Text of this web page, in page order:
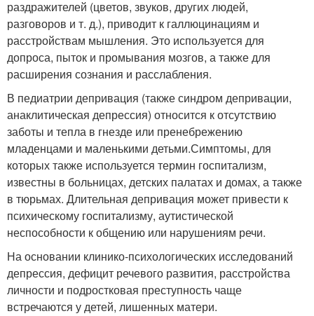
раздражителей (цветов, звуков, других людей,
разговоров и т. д.), приводит к галлюцинациям и
расстройствам мышления. Это используется для
допроса, пыток и промывания мозгов, а также для
расширения сознания и расслабления.
В педиатрии депривация (также синдром депривации,
анаклитическая депрессия) относится к отсутствию
заботы и тепла в гнезде или пренебрежению
младенцами и маленькими детьми.Симптомы, для
которых также используется термин госпитализм,
известны в больницах, детских палатах и ​​домах, а также
в тюрьмах. Длительная депривация может привести к
психическому госпитализму, аутистической
неспособности к общению или нарушениям речи.
На основании клинико-психологических исследований
депрессия, дефицит речевого развития, расстройства
личности и подростковая преступность чаще
встречаются у детей, лишенных матери.